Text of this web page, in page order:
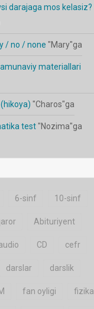
darajaga mos kelasiz?
/ no / none "Mary"ga
materiallari
"Charos"ga
test"Nozima"ga
6-sinf 10-sinf
Abituriyent
CD cefr
darslar darslik
fan oyligi fizika